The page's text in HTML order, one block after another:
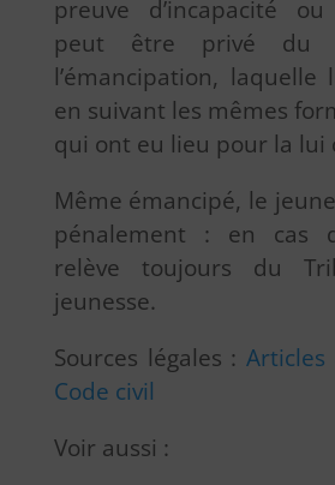
preuve d’incapacité ou
peut être privé du
l’émancipation,
en suivant les mêmes
qui ont eu lieu pour la lui
Même émancipé, le
pénalement : en cas
relève toujours du
jeunesse.
Sources légales :
Code civil
Voir aussi :